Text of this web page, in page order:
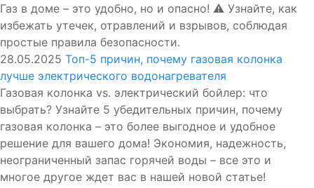
Газ в доме – это удобно, но и опасно! ⚠️ Узнайте, как
избежать утечек, отравлений и взрывов, соблюдая
простые правила безопасности.
28.05.2025 Топ-5 причин, почему газовая колонка
лучше электрического водонагревателя
Газовая колонка vs. электрический бойлер: что
выбрать? Узнайте 5 убедительных причин, почему
газовая колонка – это более выгодное и удобное
решение для вашего дома! Экономия, надежность,
неограниченный запас горячей воды – все это и
многое другое ждет вас в нашей новой статье!